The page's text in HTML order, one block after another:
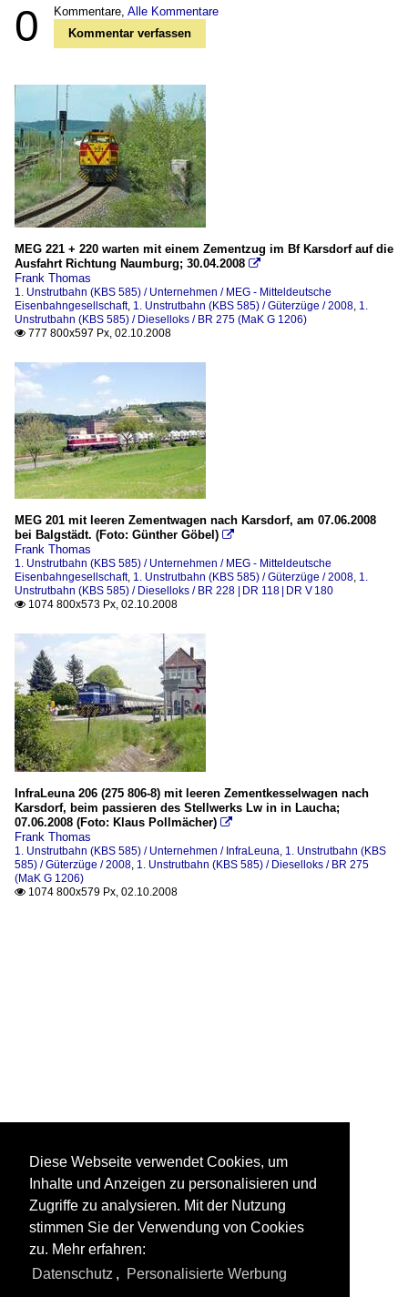
0 Kommentare, Alle Kommentare
Kommentar verfassen
MEG 221 + 220 warten mit einem Zementzug im Bf Karsdorf auf die
Ausfahrt Richtung Naumburg; 30.04.2008 
Frank Thomas
1. Unstrutbahn (KBS 585) / Unternehmen / MEG - Mitteldeutsche
Eisenbahngesellschaft, 1. Unstrutbahn (KBS 585) / Güterzüge / 2008 1.
Unstrutbahn (KBS 585) / Dieselloks / BR 275 (MaK G 1206)
 777 800x597 Px, 02.10.2008
MEG 201 mit leeren Zementwagen nach Karsdorf, am 07.06.2008
bei Balgstädt. (Foto: Günther Göbel) 
Frank Thomas
1. Unstrutbahn (KBS 585) / Unternehmen / MEG - Mitteldeutsche
Eisenbahngesellschaft, 1. Unstrutbahn (KBS 585) / Güterzüge / 2008 1.
Unstrutbahn (KBS 585) / Dieselloks / BR 228 | DR 118 | DR V 180
 1074 800x573 Px, 02.10.2008
InfraLeuna 206 (275 806-8) mit leeren Zementkesselwagen nach
Karsdorf, beim passieren des Stellwerks Lw in in Laucha;
07.06.2008 (Foto: Klaus Pollmächer) 
Frank Thomas
1. Unstrutbahn (KBS 585) / Unternehmen / InfraLeuna 1. Unstrutbahn (KBS
585) / Güterzüge / 2008 1. Unstrutbahn (KBS 585) / Dieselloks / BR 275
(MaK G 1206)
 1074 800x579 Px, 02.10.2008
Diese Webseite verwendet Cookies, um
Inhalte und Anzeigen zu personalisieren und
Zugriffe zu analysieren. Mit der Nutzung
stimmen Sie der Verwendung von Cookies
zu. Mehr erfahren:
Datenschutz , Personalisierte Werbung